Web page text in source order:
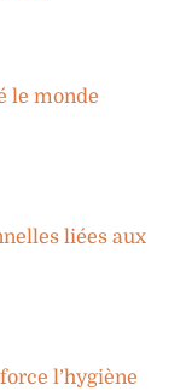
le monde
liées aux
l’hygiène